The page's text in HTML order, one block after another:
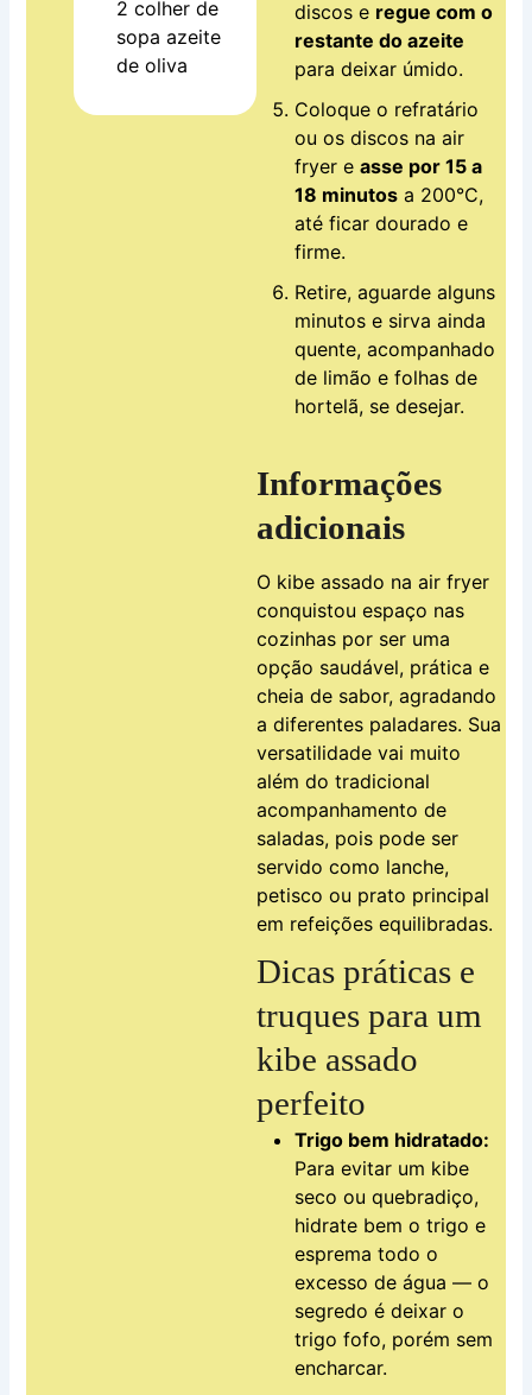
2 colher de
sopa azeite
de oliva
discos e regue com o
restante do azeite
para deixar úmido.
Coloque o refratário
ou os discos na air
fryer easse por 15 a
18 minutos a 200°C,
até ficar dourado e
firme.
Retire, aguarde alguns
minutos e sirva ainda
quente, acompanhado
de limão e folhas de
hortelã, se desejar.
Informações
adicionais
O kibe assado na air fryer
conquistou espaço nas
cozinhas por ser uma
opção saudável, prática e
cheia de sabor, agradando
a diferentes paladares. Sua
versatilidade vai muito
além do tradicional
acompanhamento de
saladas, pois pode ser
servido como lanche,
petisco ou prato principal
em refeições equilibradas.
Dicas práticas e
truques para um
kibe assado
perfeito
Trigo bem hidratado:
Para evitar um kibe
seco ou quebradiço,
hidrate bem o trigo e
esprema todo o
excesso de água — o
segredo é deixar o
trigo fofo, porém sem
encharcar.